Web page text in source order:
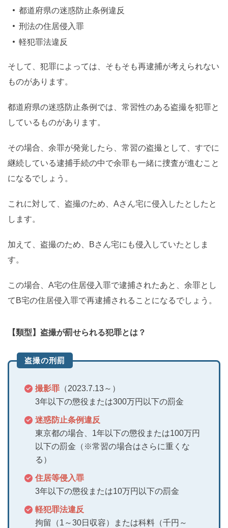
都道府県の迷惑防止条例違反
刑法の住居侵入罪
軽犯罪法違反
そして、犯罪によっては、そもそも再逮捕が考えられない
ものがあります。
都道府県の迷惑防止条例では、常習性のある盗撮を犯罪と
しているものがあります。
その場合、余罪が発覚したら、常習の盗撮として、すでに
継続している逮捕手続の中で余罪も一緒に捜査が進むこと
になるでしょう。
これに対して、盗撮のため、Aさん宅に侵入したとしたと
します。
加えて、盗撮のため、Bさん宅にも侵入していたとしま
す。
この場合、A宅の住居侵入罪で逮捕されたあと、余罪とし
てB宅の住居侵入罪で再逮捕されることになるでしょう。
【類型】盗撮が罰せられる犯罪とは？
盗撮の刑罰
撮影罪（2023.7.13～）
3年以下の懲役または300万円以下の罰金
迷惑防止条例違反
東京都の場合、1年以下の懲役または100万円
以下の罰金（※常習の場合はさらに重くな
る）
住居等侵入罪
3年以下の懲役または10万円以下の罰金
軽犯罪法違反
拘留（1～30日収容）または科料（千円～